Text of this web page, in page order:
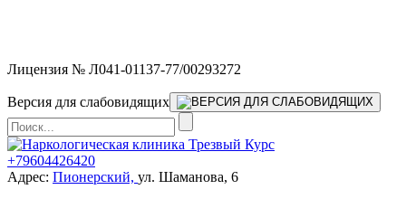
Лицензия № Л041-01137-77/00293272
Версия для слабовидящих
+79604426420
Адрес: Пионерский, ул. Шаманова, 6